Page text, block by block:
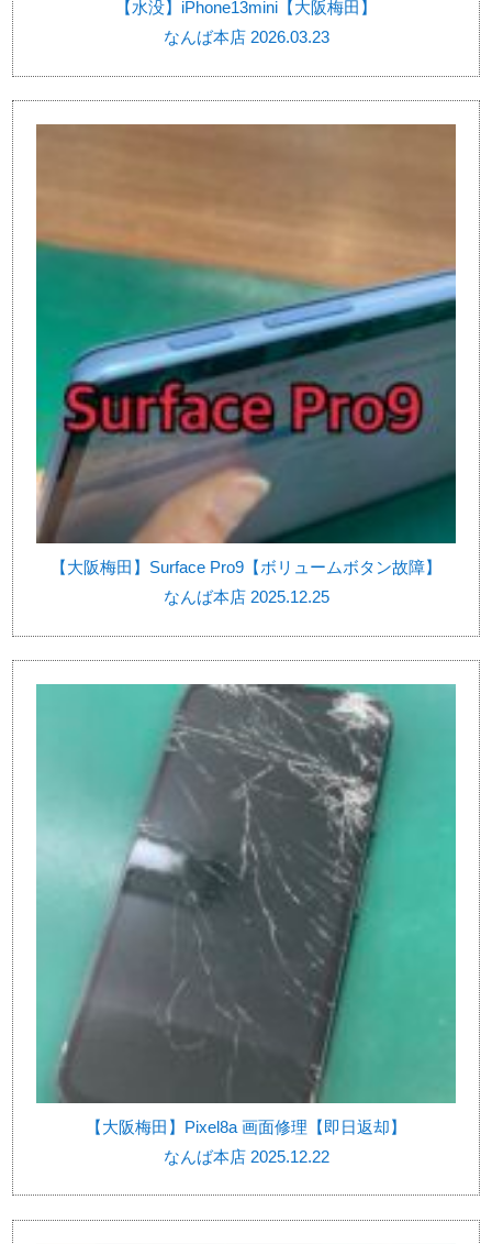
【水没】iPhone13mini【大阪梅田】
なんば本店 2026.03.23
【大阪梅田】Surface Pro9【ボリュームボタン故障】
なんば本店 2025.12.25
【大阪梅田】Pixel8a 画面修理【即日返却】
なんば本店 2025.12.22